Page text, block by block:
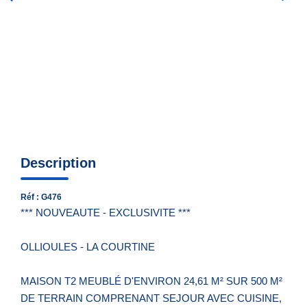
Description
Réf : G476
*** NOUVEAUTE - EXCLUSIVITE ***
OLLIOULES - LA COURTINE
MAISON T2 MEUBLÉ D'ENVIRON 24,61 M² SUR 500 M²
DE TERRAIN COMPRENANT SEJOUR AVEC CUISINE,